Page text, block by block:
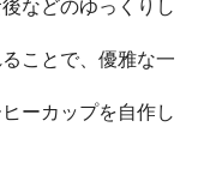
などのゆっくりし
ことで、優雅な一
ーカップを自作し